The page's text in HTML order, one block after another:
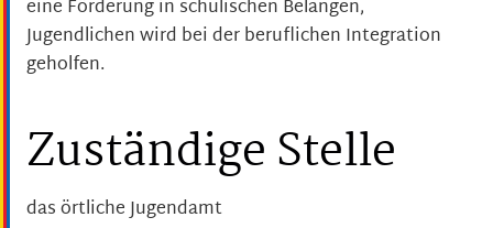
eine Förderung in schulischen Belangen,
Jugendlichen wird bei der beruflichen Integration
geholfen.
Zuständige Stelle
das örtliche Jugendamt